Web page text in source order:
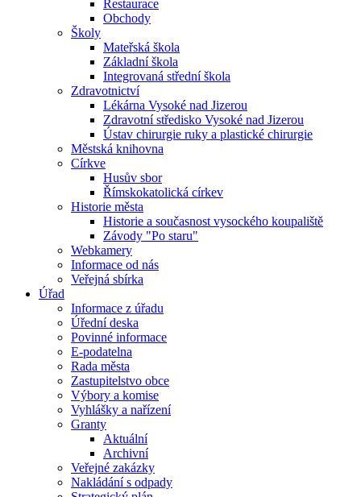
Restaurace
Obchody
Školy
Mateřská škola
Základní škola
Integrovaná střední škola
Zdravotnictví
Lékárna Vysoké nad Jizerou
Zdravotní středisko Vysoké nad Jizerou
Ústav chirurgie ruky a plastické chirurgie
Městská knihovna
Církve
Husův sbor
Římskokatolická církev
Historie města
Historie a současnost vysockého koupaliště
Závody "Po staru"
Webkamery
Informace od nás
Veřejná sbírka
Úřad
Informace z úřadu
Úřední deska
Povinné informace
E-podatelna
Rada města
Zastupitelstvo obce
Výbory a komise
Vyhlášky a nařízení
Granty
Aktuální
Archivní
Veřejné zakázky
Nakládání s odpady